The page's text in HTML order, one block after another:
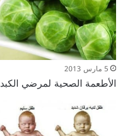
5 مارس 2013
الأطعمة الصحية لمرضي الكبد